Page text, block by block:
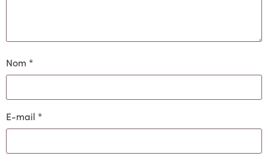
Nom *
E-mail *